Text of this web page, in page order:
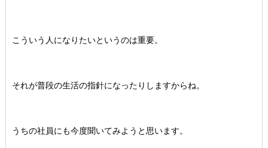
こういう人になりたいというのは重要。
それが普段の生活の指針になったりしますからね。
うちの社員にも今度聞いてみようと思います。